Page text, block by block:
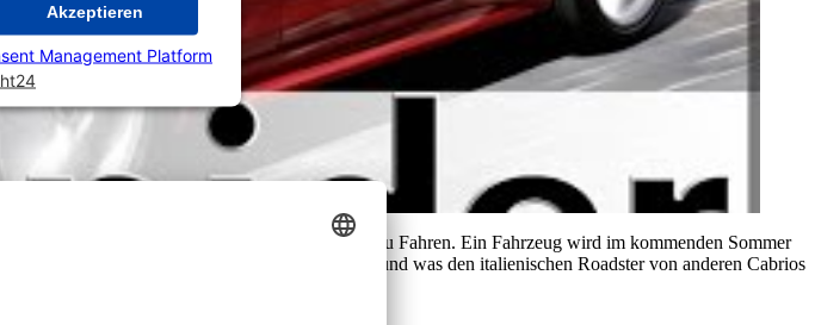
Akzeptieren
Management Platform
Tage die dazu einladen mit dem Cabrio offen zu Fahren. Ein Fahrzeug wird im kommenden Sommer
der neue Fiat 124 Spider so gut ankommt und was den italienischen Roadster von anderen Cabrios